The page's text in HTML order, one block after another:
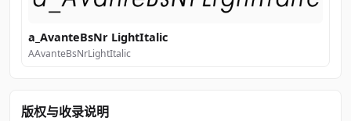
a_AvanteBsNr LightItalic
AAvanteBsNrLightItalic
版权与收录说明